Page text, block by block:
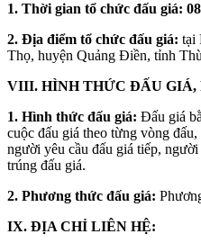
1. Thời gian tổ chức đấu giá:
2. Địa điểm tổ chức đấu giá: tại
Thọ, huyện Quảng Điền, tỉnh
VIII. HÌNH THỨC ĐẤU GIÁ,
1. Hình thức đấu giá: Đấu giá
cuộc đấu giá theo từng vòng
người yêu cầu đấu giá tiếp,
trúng đấu giá.
2. Phương thức đấu giá:
IX. ĐỊA CHỈ LIÊN HỆ: